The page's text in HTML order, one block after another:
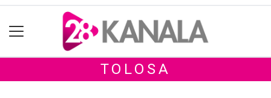
TOLOSA